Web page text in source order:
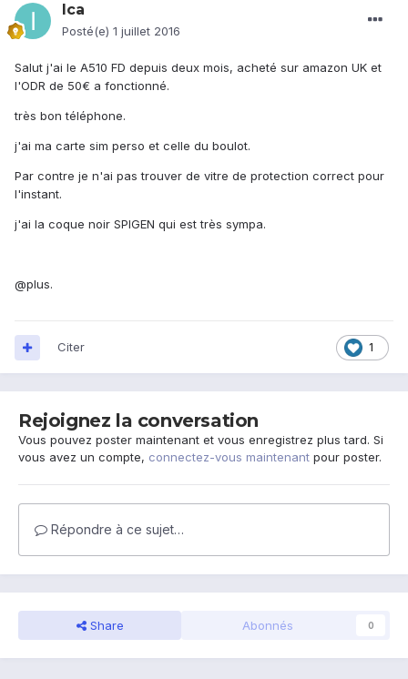
Ica
Posté(e) 1 juillet 2016
Salut j'ai le A510 FD depuis deux mois, acheté sur amazon UK et
l'ODR de 50€ a fonctionné.
très bon téléphone.
j'ai ma carte sim perso et celle du boulot.
Par contre je n'ai pas trouver de vitre de protection correct pour
l'instant.
j'ai la coque noir SPIGEN qui est très sympa.
@plus.
1
Citer
Rejoignez la conversation
Vous pouvez poster maintenant et vous enregistrez plus tard. Si
vous avez un compte, connectez-vous maintenant pour poster.
Répondre à ce sujet…
Share Abonnés 0